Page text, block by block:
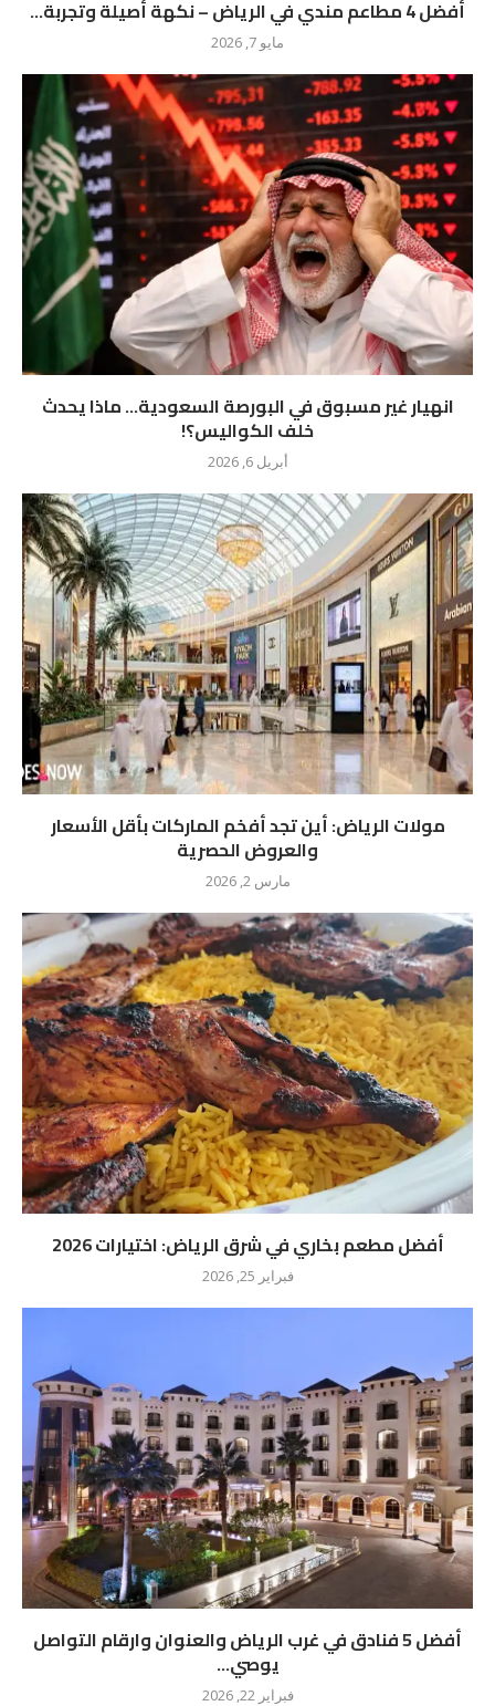
أفضل 4 مطاعم مندي في الرياض – نكهة أصيلة وتجربة...
مايو 7, 2026
انهيار غير مسبوق في البورصة السعودية… ماذا يحدث
خلف الكواليس؟!
أبريل 6, 2026
مولات الرياض: أين تجد أفخم الماركات بأقل الأسعار
والعروض الحصرية
مارس 2, 2026
أفضل مطعم بخاري في شرق الرياض: اختيارات 2026
فبراير 25, 2026
أفضل 5 فنادق في غرب الرياض والعنوان وارقام التواصل
يوصي...
فبراير 22, 2026